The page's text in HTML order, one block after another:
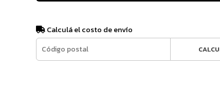
Calculá el costo de envío